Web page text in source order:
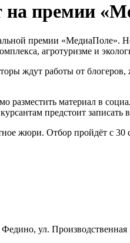
на премии
премии «МедиаПоле».
агротуризме и
ждут работы от
разместить материал в
предстоит
жюри. Отбор пройдёт с
ул. Производственная